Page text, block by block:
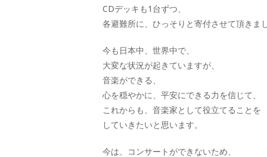
CDデッキも1台ずつ、
各避難所に、ひっそりと寄付させて頂きま
今も日本中、世界中で、
大変な状況が起きていますが、
音楽ができる、
心を穏やかに、平安にできる力を信じて、
これからも、音楽家として役立てることを
していきたいと思います。
今は、コンサートができないため、